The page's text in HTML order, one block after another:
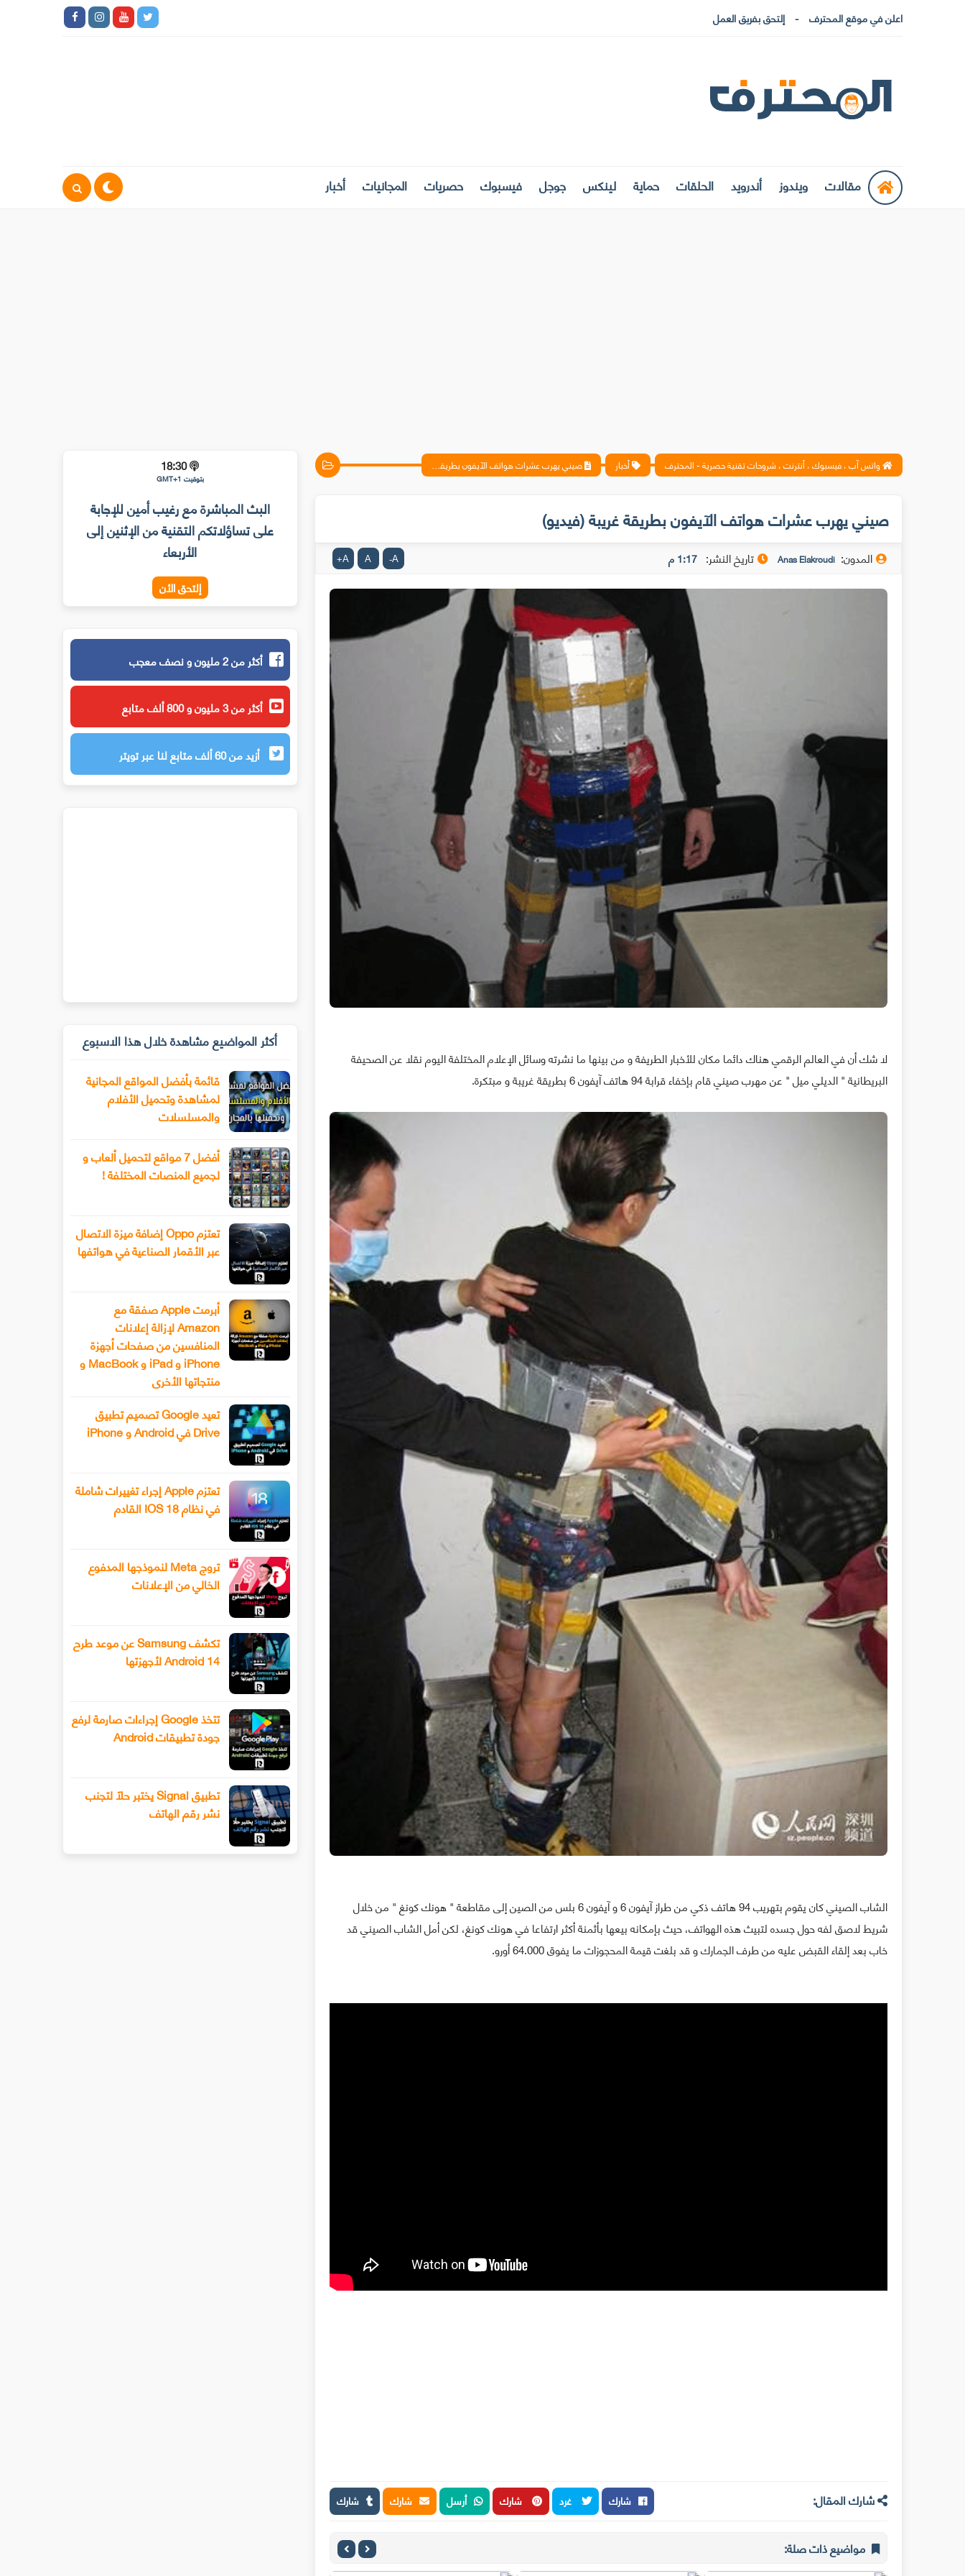
اعلن في موقع المحترف إلتحق بفريق العمل
مقالات ويندوز أندرويد الحلقات حماية لينكس جوجل فيسبوك حصريات المجانيات أخبار
واتس آب ، فيسبوك ، أنترنت ، شروحات تقنية حصرية - المحترف أخبار صيني يهرب عشرات هواتف الآيفون بطريقة غريبة (فيديو)
صيني يهرب عشرات هواتف الآيفون بطريقة غريبة (فيديو)
المدون: Anas Elakroudi تاريخ النشر: 1:17 م A
-
A
A
+
لا شك أن في العالم الرقمي هناك دائما مكان للأخبار الطريفة و من بينها ما نشرته وسائل الإعلام المختلفة اليوم نقلا عن الصحيفة
البريطانية " الديلي ميل " عن مهرب صيني قام بإخفاء قرابة 94 هاتف آيفون 6 بطريقة غريبة و مبتكرة.
الشاب الصيني كان يقوم بتهريب 94 هاتف ذكي من طراز آيفون 6 و آيفون 6 بلس من الصين إلى مقاطعة " هونك كونغ " من خلال
شريط لاصق لفه حول جسده لتبيث هذه الهواتف، حيث بإمكانه بيعها بأثمنة أكثر ارتفاعا في هونك كونغ، لكن أمل الشاب الصيني قد
خاب بعد إلقاء القبض عليه من طرف الجمارك و قد بلغت قيمة المحجوزات ما يفوق 64.000 أورو.
شارك المقال: شارك غرد شارك أرسل شارك شارك
مواضيع ذات صلة:
18:30
بتوقيت GMT+1
البث المباشرة مع رغيب أمين للإجابة
على تساؤلاتكم التقنية من الإثنين إلى
الأربعاء
إلتحق الأن
أكثر من 2 مليون و نصف معجب
أكثر من 3 مليون و 800 ألف متابع
أزيد من 60 ألف متابع لنا عبر تويتر
أكثر المواضيع مشاهدة خلال هذا الاسبوع
قائمة بأفضل المواقع المجانية
لمشاهدة وتحميل الأفلام
والمسلسلات
أفضل 7 مواقع لتحميل ألعاب و
لجميع المنصات المختلفة !
تعتزم Oppo إضافة ميزة الاتصال
عبر الأقمار الصناعية في هواتفها
أبرمت Apple صفقة مع
Amazon لإزالة إعلانات
المنافسين من صفحات أجهزة
iPhone و iPad و MacBook و
منتجاتها الأخرى
تعيد Google تصميم تطبيق
Drive في Android و iPhone
تعتزم Apple إجراء تغييرات شاملة
في نظام IOS 18 القادم
تروج Meta لنموذجها المدفوع
الخالي من الإعلانات
تكشف Samsung عن موعد طرح
Android 14 لأجهزتها
تتخذ Google إجراءات صارمة لرفع
جودة تطبيقات Android
تطبيق Signal يختبر حلًا لتجنب
نشر رقم الهاتف